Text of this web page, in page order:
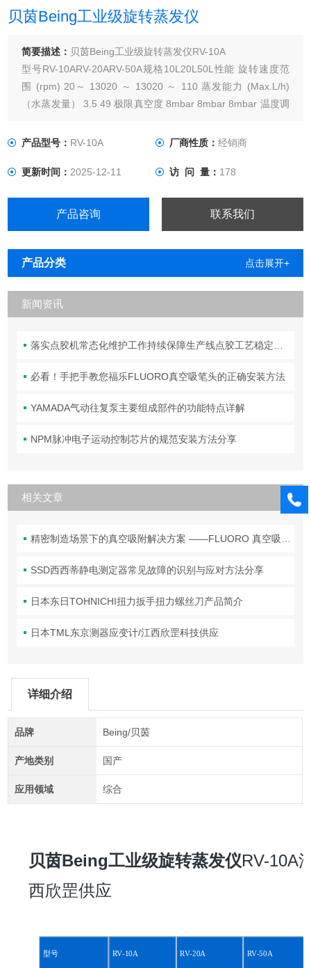
贝茵Being工业级旋转蒸发仪
简要描述： 贝茵Being工业级旋转蒸发仪RV-10A
型号RV-10ARV-20ARV-50A规格10L20L50L性能 旋转速度范
围 (rpm) 20～ 13020 ～ 13020 ～ 110 蒸发能力 (Max.L/h)
（水蒸发量） 3.5 49 极限真空度 8mbar 8mbar 8mbar 温度调
度 ±1℃真空抽气接口 安全保护
产品型号： RV-10A 厂商性质： 经销商
更新时间：2025-12-11 访 问 量： 178
产品咨询 联系我们
产品分类 点击展开+
新闻资讯
落实点胶机常态化维护工作持续保障生产线点胶工艺稳定合规
必看！手把手教您福乐FLUORO真空吸笔头的正确安装方法
YAMADA气动往复泵主要组成部件的功能特点详解
NPM脉冲电子运动控制芯片的规范安装方法分享
相关文章
精密制造场景下的真空吸附解决方案 ——FLUORO 真空吸笔头技术解析
SSD西西蒂静电测定器常见故障的识别与应对方法分享
日本东日TOHNICHI扭力扳手扭力螺丝刀产品简介
日本TML东京测器应变计/江西欣罡科技供应
详细介绍
品牌 Being/贝茵
产地类别 国产
应用领域 综合
贝茵Being工业级旋转蒸发仪RV-10A
西欣罡供应
型号 RV-10A RV-20A RV-50A